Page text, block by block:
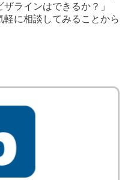
ラインはできるか？」
に相談してみることから